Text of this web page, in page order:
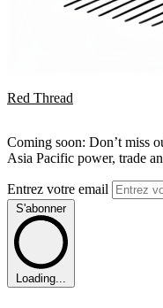
Red Thread
Coming soon: Don’t miss
Asia Pacific power, trade
Entrez votre email
S'abonner
Loading...